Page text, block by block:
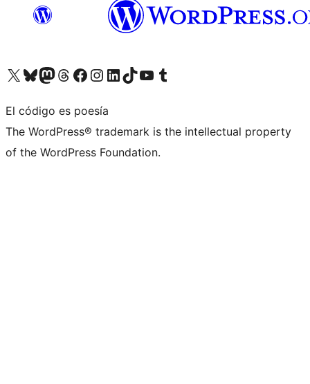
Visita nuestra cuenta de X (anteriormente Twitter)
Visita nuestra cuenta de Bluesky
Visita nuestra cuenta de Mastodon
Visita nuestra cuenta de Threads
Visita nuestra página de Facebook
Visita nuestra cuenta de Instagram
Visita nuestra cuenta de LinkedIn
Visita nuestra cuenta de TikTok
Visita nuestro canal de YouTube
Visita nuestra cuenta de Tumblr
El código es poesía
The WordPress® trademark is the intellectual property
of the WordPress Foundation.